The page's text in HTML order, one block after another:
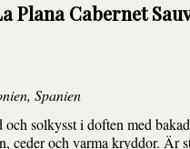
Plana Cabernet
Spanien
solkysst i doften med
ceder och varma kryddor. Är